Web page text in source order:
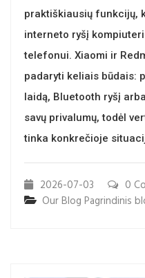
praktiškiausių funkcijų,
interneto ryšį
telefonui. Xiaomi ir
padaryti keliais būdais:
laidą, Bluetooth ryšį
savų privalumų, todėl
tinka konkrečioje
2026-07-03
0
Our Blog Pagrindinis